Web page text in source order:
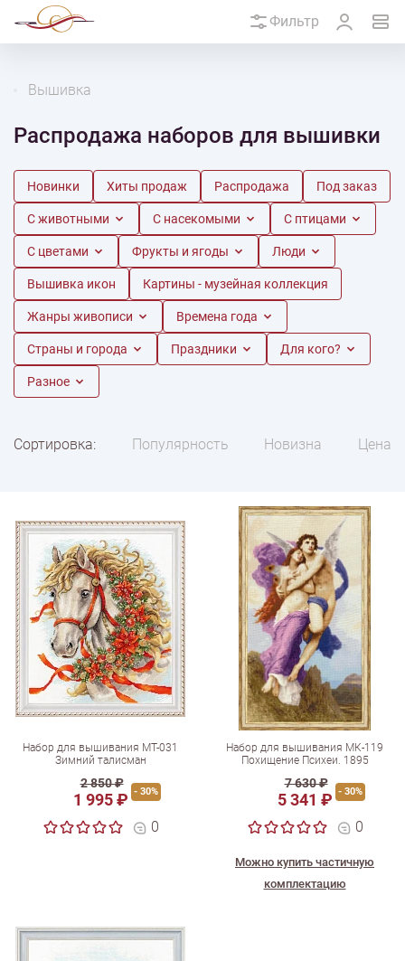
Фильтр
Вышивка
Распродажа наборов для вышивки
Новинки Хиты продаж Распродажа Под заказ
С животными С насекомыми С птицами
С цветами Фрукты и ягоды Люди
Вышивка икон Картины - музейная коллекция
Жанры живописи Времена года
Страны и города Праздники Для кого?
Разное
Сортировка: Популярность Новизна Цена
Набор для вышивания МТ-031
Зимний талисман
2 850 ₽
1 995 ₽ - 30%
0
Набор для вышивания МК-119
Похищение Психеи. 1895
7 630 ₽
5 341 ₽ - 30%
0
Можно купить частичную
комплектацию